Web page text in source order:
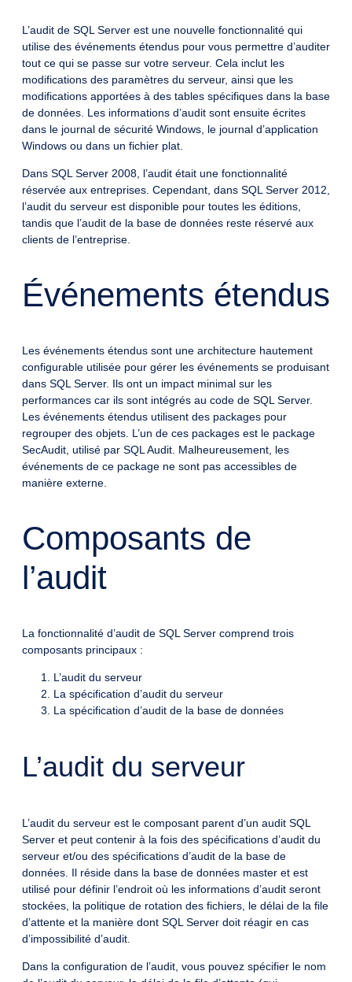
L’audit de SQL Server est une nouvelle fonctionnalité qui
utilise des événements étendus pour vous permettre d’auditer
tout ce qui se passe sur votre serveur. Cela inclut les
modifications des paramètres du serveur, ainsi que les
modifications apportées à des tables spécifiques dans la base
de données. Les informations d’audit sont ensuite écrites
dans le journal de sécurité Windows, le journal d’application
Windows ou dans un fichier plat.
Dans SQL Server 2008, l’audit était une fonctionnalité
réservée aux entreprises. Cependant, dans SQL Server 2012,
l’audit du serveur est disponible pour toutes les éditions,
tandis que l’audit de la base de données reste réservé aux
clients de l’entreprise.
Événements étendus
Les événements étendus sont une architecture hautement
configurable utilisée pour gérer les événements se produisant
dans SQL Server. Ils ont un impact minimal sur les
performances car ils sont intégrés au code de SQL Server.
Les événements étendus utilisent des packages pour
regrouper des objets. L’un de ces packages est le package
SecAudit, utilisé par SQL Audit. Malheureusement, les
événements de ce package ne sont pas accessibles de
manière externe.
Composants de
l’audit
La fonctionnalité d’audit de SQL Server comprend trois
composants principaux :
L’audit du serveur
La spécification d’audit du serveur
La spécification d’audit de la base de données
L’audit du serveur
L’audit du serveur est le composant parent d’un audit SQL
Server et peut contenir à la fois des spécifications d’audit du
serveur et/ou des spécifications d’audit de la base de
données. Il réside dans la base de données master et est
utilisé pour définir l’endroit où les informations d’audit seront
stockées, la politique de rotation des fichiers, le délai de la file
d’attente et la manière dont SQL Server doit réagir en cas
d’impossibilité d’audit.
Dans la configuration de l’audit, vous pouvez spécifier le nom